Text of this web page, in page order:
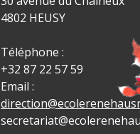
4802 HEUSY
Téléphone :
+32 87 22 57 59
Email :